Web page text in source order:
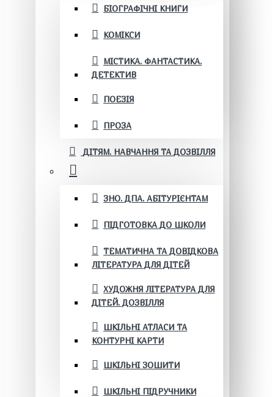
БІОГРАФІЧНІ КНИГИ
КОМІКСИ
МІСТИКА. ФАНТАСТИКА.
ДЕТЕКТИВ
ПОЕЗІЯ
ПРОЗА
ДІТЯМ. НАВЧАННЯ ТА ДОЗВІЛЛЯ
ЗНО. ДПА. АБІТУРІЄНТАМ
ПІДГОТОВКА ДО ШКОЛИ
ТЕМАТИЧНА ТА ДОВІДКОВА
ЛІТЕРАТУРА ДЛЯ ДІТЕЙ
ХУДОЖНЯ ЛІТЕРАТУРА ДЛЯ
ДІТЕЙ. ДОЗВІЛЛЯ
ШКІЛЬНІ АТЛАСИ ТА
КОНТУРНІ КАРТИ
ШКІЛЬНІ ЗОШИТИ
ШКІЛЬНІ ПІДРУЧНИКИ